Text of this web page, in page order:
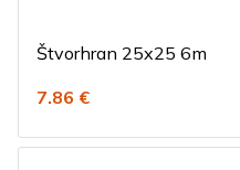
Štvorhran 25x25 6m
7.86 €